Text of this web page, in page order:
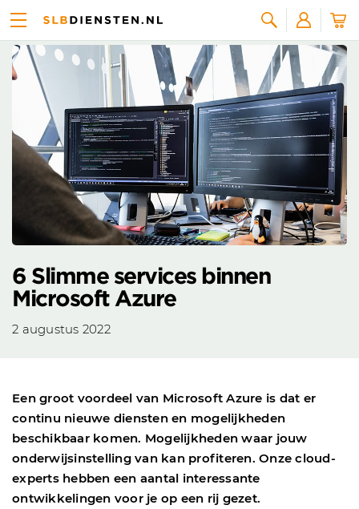
Zoeken
Nieuws overzicht
6 Slimme services binnen
Microsoft Azure
2 augustus 2022
Een groot voordeel van Microsoft Azure is dat er
continu nieuwe diensten en mogelijkheden
beschikbaar komen. Mogelijkheden waar jouw
onderwijsinstelling van kan profiteren. Onze cloud-
experts hebben een aantal interessante
ontwikkelingen voor je op een rij gezet.